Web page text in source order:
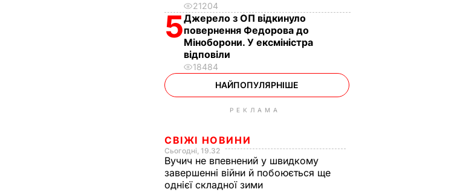
21204
5Джерело з ОП відкинуло
повернення Федорова до
Міноборони. У ексміністра
відповіли
18484
НАЙПОПУЛЯРНІШЕ
РЕКЛАМА
СВІЖІ НОВИНИ
Сьогодні, 19.32
Вучич не впевнений у швидкому
завершенні війни й побоюється ще
однієї складної зими